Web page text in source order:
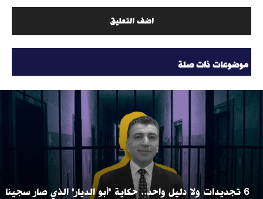
موضوعات ذات صلة
6 تجديدات ولا دليل واحد.. حكاية "أبو الديار" الذي صار سجينا